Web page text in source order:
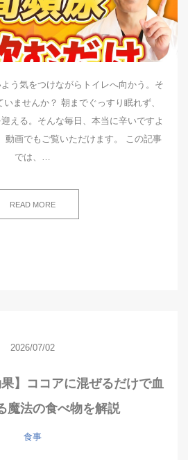
う気をつけながらトイレへ向かう。そ
ませんか？ 朝までぐっすり眠れず、
える。そんな毎日、本当に辛いですよ
動画でもご覧いただけます。 この記事
では、…
READ MORE
2026/07/02
果】ココアに混ぜるだけで血
魔法の食べ物を解説
食事